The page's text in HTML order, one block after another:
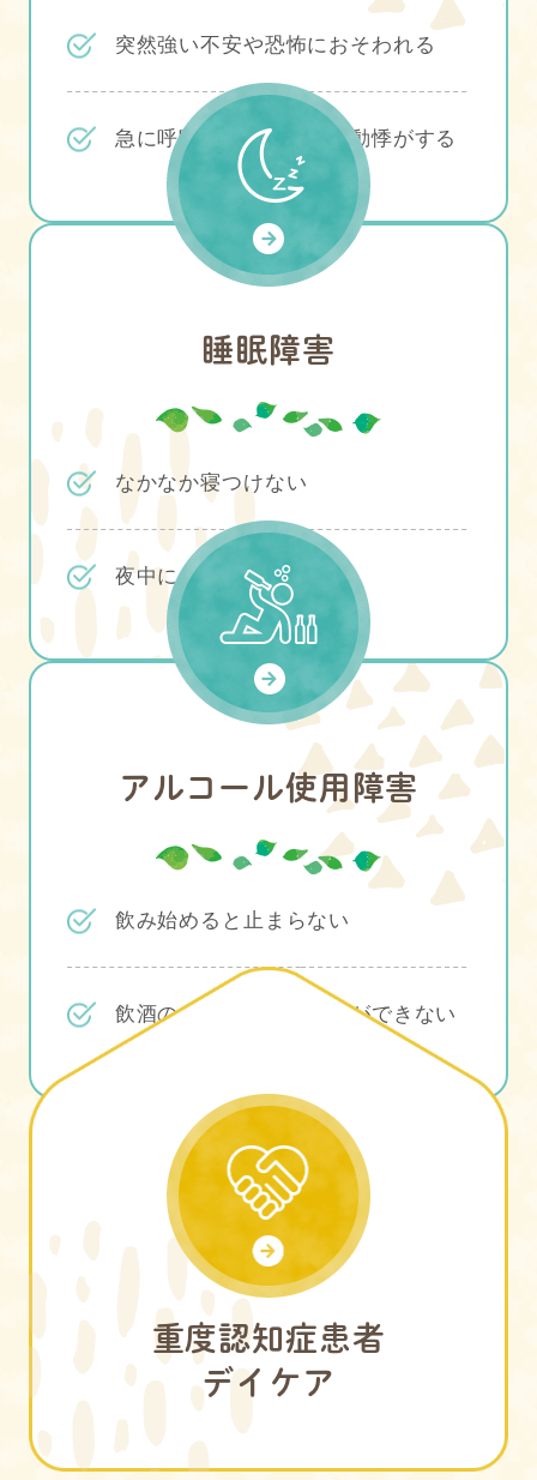
突然強い不安や恐怖におそわれる
急に呼吸が苦しくなる、動悸がする
睡眠障害
なかなか寝つけない
夜中に何度も目が覚める
アルコール使用障害
飲み始めると止まらない
飲酒のせいで家事や仕事ができない
重度認知症患者
デイケア